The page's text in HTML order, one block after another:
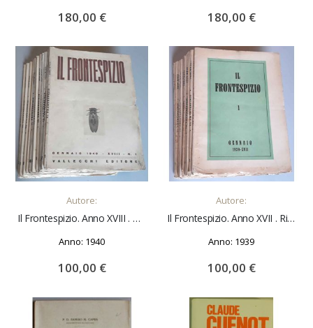
180,00 € 180,00 €
AGGIUNGI AL CARRELLO
Autore:
Il Frontespizio. Anno XVIII . Rivista mensile. Comitato direttivo: Piero Bargellini, Giovanni Papini, Ardengo Soffici. Annata completa 1940
Anno: 1940
100,00 €
AGGIUNGI AL CARRELLO
Autore:
Il Frontespizio. Anno XVII . Rivista mensile. Comitato direttivo: Piero Bargellini, Giovanni Papini, Ardengo Soffici. Annata completa 1939
Anno: 1939
100,00 €